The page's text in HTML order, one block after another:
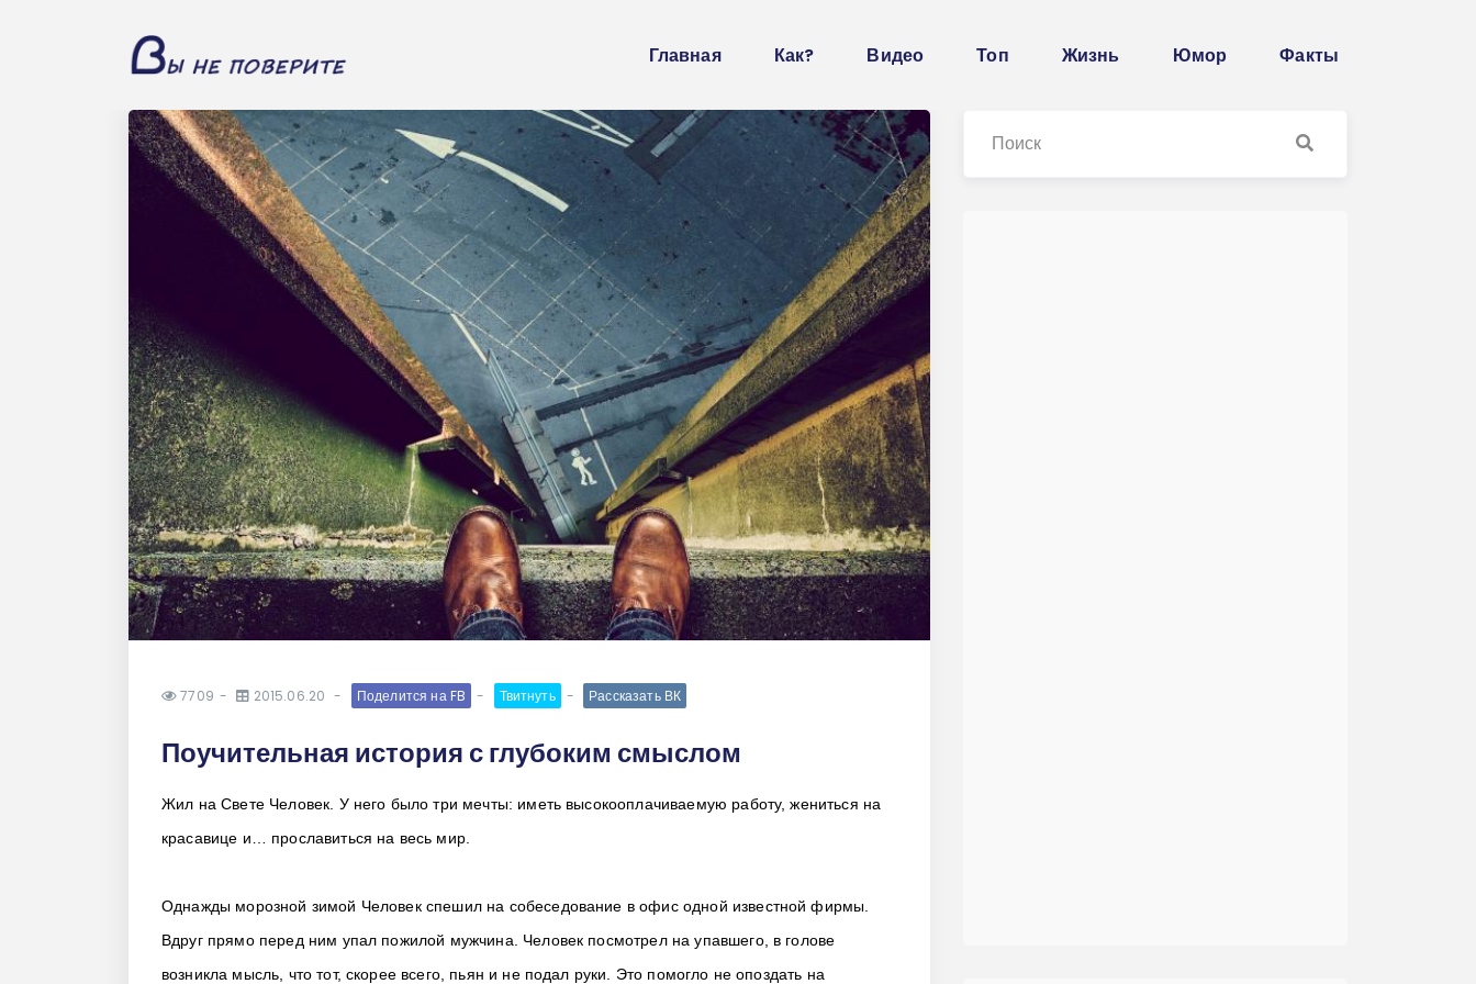
Главная Как? Видео Топ Жизнь Юмор Факты
7709 2015.06.20 Поделится на FB Твитнуть Рассказать ВК
Поучительная история с глубоким смыслом
Жил на Свете Человек. У него было три мечты: иметь высокооплачиваемую работу, жениться на
красавице и… прославиться на весь мир.
Однажды морозной зимой Человек спешил на собеседование в офис одной известной фирмы.
Вдруг прямо перед ним упал пожилой мужчина. Человек посмотрел на упавшего, в голове
возникла мысль, что тот, скорее всего, пьян и не подал руки. Это помогло не опоздать на